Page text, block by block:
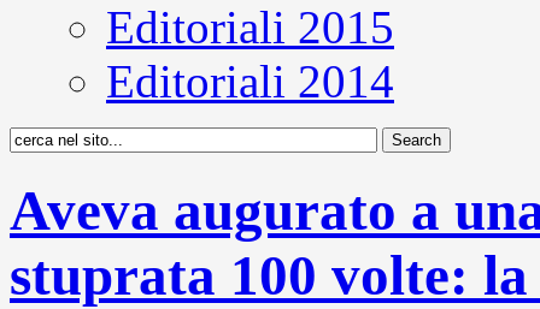
Editoriali 2015
Editoriali 2014
Aveva augurato a
stuprata 100 volte: